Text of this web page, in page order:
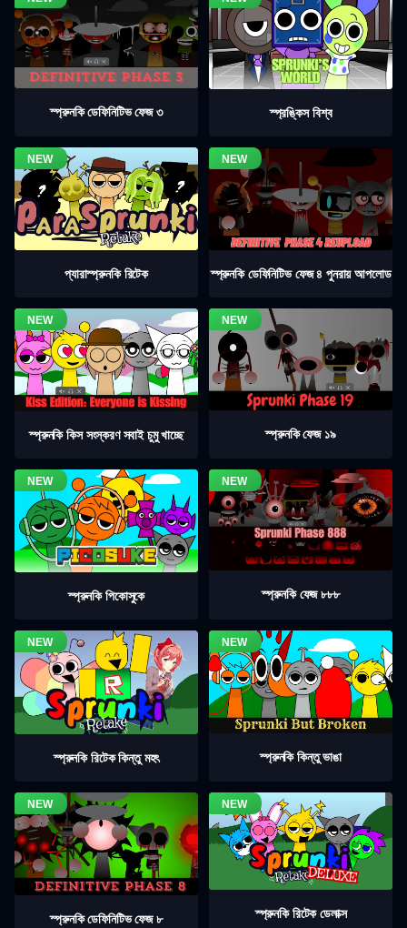
স্প্রুনকি ডেফিনিটিভ ফেজ ৩ স্প্রঙ্কিস বিশ্ব
প্যারাস্প্রুনকি রিটেক স্প্রুনকি ডেফিনিটিভ ফেজ ৪ পুনরায় আপলোড
স্প্রুনকি কিস সংস্করণ সবাই চুমু খাচ্ছে স্প্রুনকি ফেজ ১৯
স্প্রুনকি পিকোসুকে স্প্রুনকি ফেজ ৮৮৮
স্প্রুনকি রিটেক কিন্তু মহৎ স্প্রুনকি কিন্তু ভাঙা
স্প্রুনকি ডেফিনিটিভ ফেজ ৮ স্প্রুনকি রিটেক ডেলাক্স